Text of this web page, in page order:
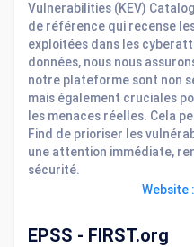
Vulnerabilities (KEV)
de référence qui recense
exploitées dans les
données, nous nous
notre plateforme sont non
mais également cruciales
les menaces réelles. Cela
Find de prioriser les
une attention immédiate,
sécurité.
Website
EPSS - FIRST.org